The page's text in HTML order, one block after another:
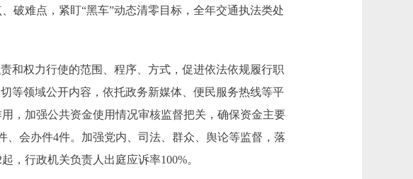
破难点，紧盯“黑车”动态清零目标，全年交通执法类处
权力行使的范围、程序、方式，促进依法依规履行职
等领域公开内容，依托政务新媒体、便民服务热线等平
，加强公共资金使用情况审核监督把关，确保资金主要
会办件4件。加强党内、司法、群众、舆论等监督，落
，行政机关负责人出庭应诉率100%。